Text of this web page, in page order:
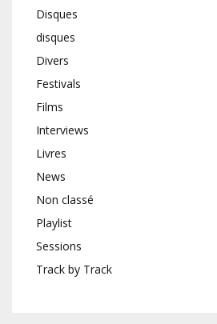
Disques
disques
Divers
Festivals
Films
Interviews
Livres
News
Non classé
Playlist
Sessions
Track by Track